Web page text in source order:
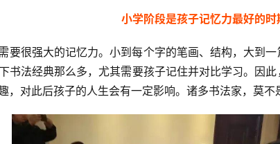
小学阶段是孩子记忆力最好的时
要很强大的记忆力。小到每个字的笔画、结构，大到
书法经典那么多，尤其需要孩子记住并对比学习。因
，对此后孩子的人生会有一定影响。诸多书法家，莫不